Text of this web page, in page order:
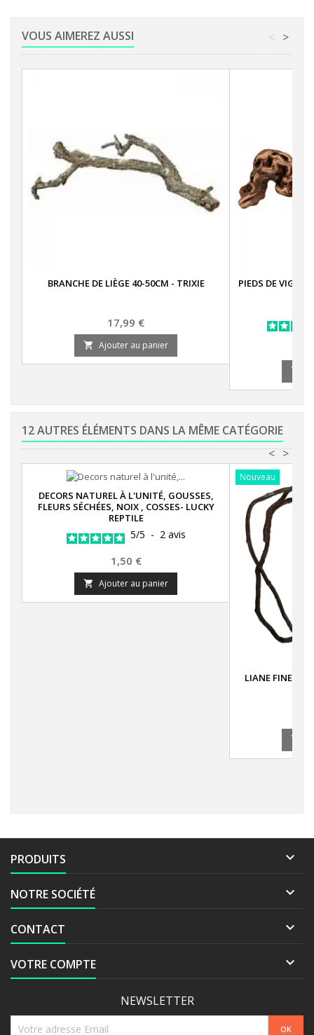
VOUS AIMEREZ AUSSI >
<
BRANCHE DE LIÈGE 40-50CM - TRIXIE
Prix
17,99 €
 Ajouter au panier
PIEDS DE VIGNE

12 AUTRES ÉLÉMENTS DANS LA MÊME CATÉGORIE
>
<
DECORS NATUREL À L'UNITÉ, GOUSSES,
FLEURS SÉCHÉES, NOIX , COSSES- LUCKY
REPTILE
5/5 - 2 avis
Prix
1,50 €
 Ajouter au panier
Nouveau
LIANE FINE

PRODUITS 
NOTRE SOCIÉTÉ 
CONTACT 
VOTRE COMPTE 
NEWSLETTER